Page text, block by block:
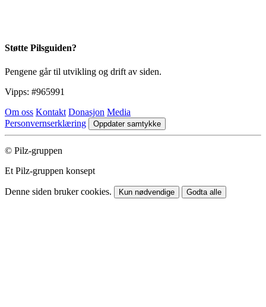
Støtte Pilsguiden?
Pengene går til utvikling og drift av siden.
Vipps: #965991
Om oss Kontakt Donasjon Media
Personvernserklæring
Oppdater samtykke
© Pilz-gruppen
Et Pilz-gruppen konsept
Denne siden bruker cookies. Kun nødvendige Godta alle